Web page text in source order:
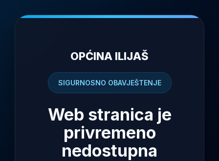
OPĆINA ILIJAŠ
SIGURNOSNO OBAVJEŠTENJE
Web stranica je
privremeno
nedostupna